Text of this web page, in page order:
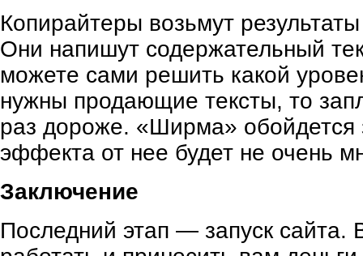
Копирайтеры возьмут
Они напишут содержательный
можете сами решить какой
нужны продающие тексты, то
раз дороже. «Ширма» обойдется
эффекта от нее будет не очень
Заключение
Последний этап — запуск сайта.